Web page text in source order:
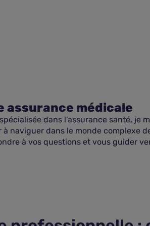
assurance médicale
dans l'assurance santé, je
naviguer dans le monde complexe
à vos questions et vous guider